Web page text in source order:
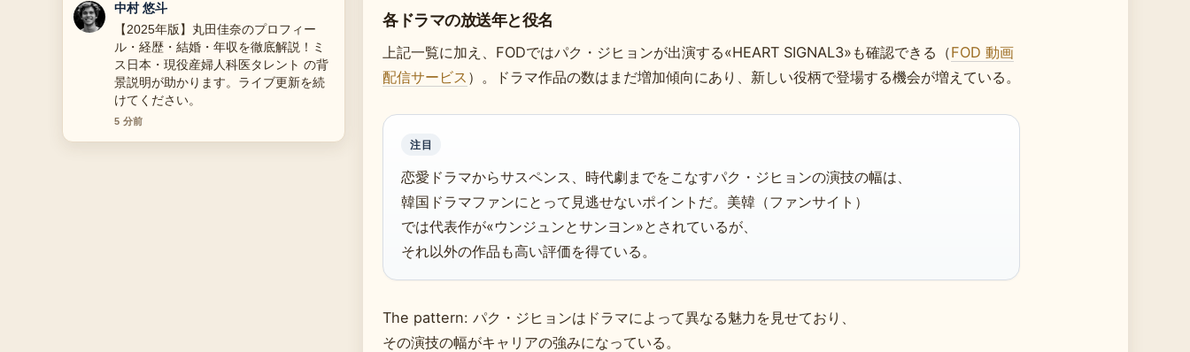
各ドラマの放送年と役名
上記一覧に加え、FODではパク・ジヒョンが出演する«HEART SIGNAL3»も確認できる（FOD 動画
配信サービス ）。ドラマ作品の数はまだ増加傾向にあり、新しい役柄で登場する機会が増えている。
注目
恋愛ドラマからサスペンス、時代劇までをこなすパク・ジヒョンの演技の幅は、
韓国ドラマファンにとって見逃せないポイントだ。美韓（ファンサイト）
では代表作が«ウンジュンとサンヨン»とされているが、
それ以外の作品も高い評価を得ている。
The pattern: パク・ジヒョンはドラマによって異なる魅力を見せており、
その演技の幅がキャリアの強みになっている。
山本 葵
花輪とは？読み方・種類・価格相場・
マナー解説 の報道は丁寧で、流れを追
いやすいです。
7 分前